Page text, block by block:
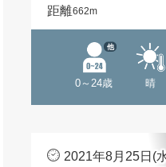
距離662m
0～24歳
他
晴
2021年8月25日(